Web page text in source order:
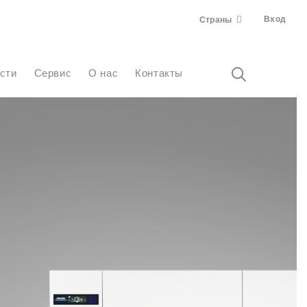
Страны Вход
Сервис О нас Контакты